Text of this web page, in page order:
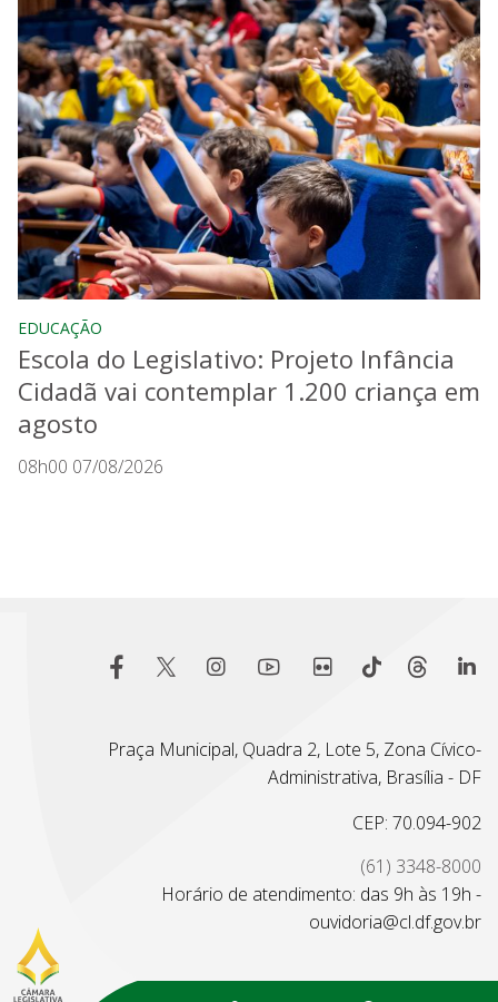
EDUCAÇÃO
Escola do Legislativo: Projeto Infância
Cidadã vai contemplar 1.200 criança em
agosto
08h00 07/08/2026
Praça Municipal, Quadra 2, Lote 5, Zona Cívico-
Administrativa, Brasília - DF
CEP: 70.094-902
(61) 3348-8000
Horário de atendimento: das 9h às 19h -
ouvidoria@cl.df.gov.br